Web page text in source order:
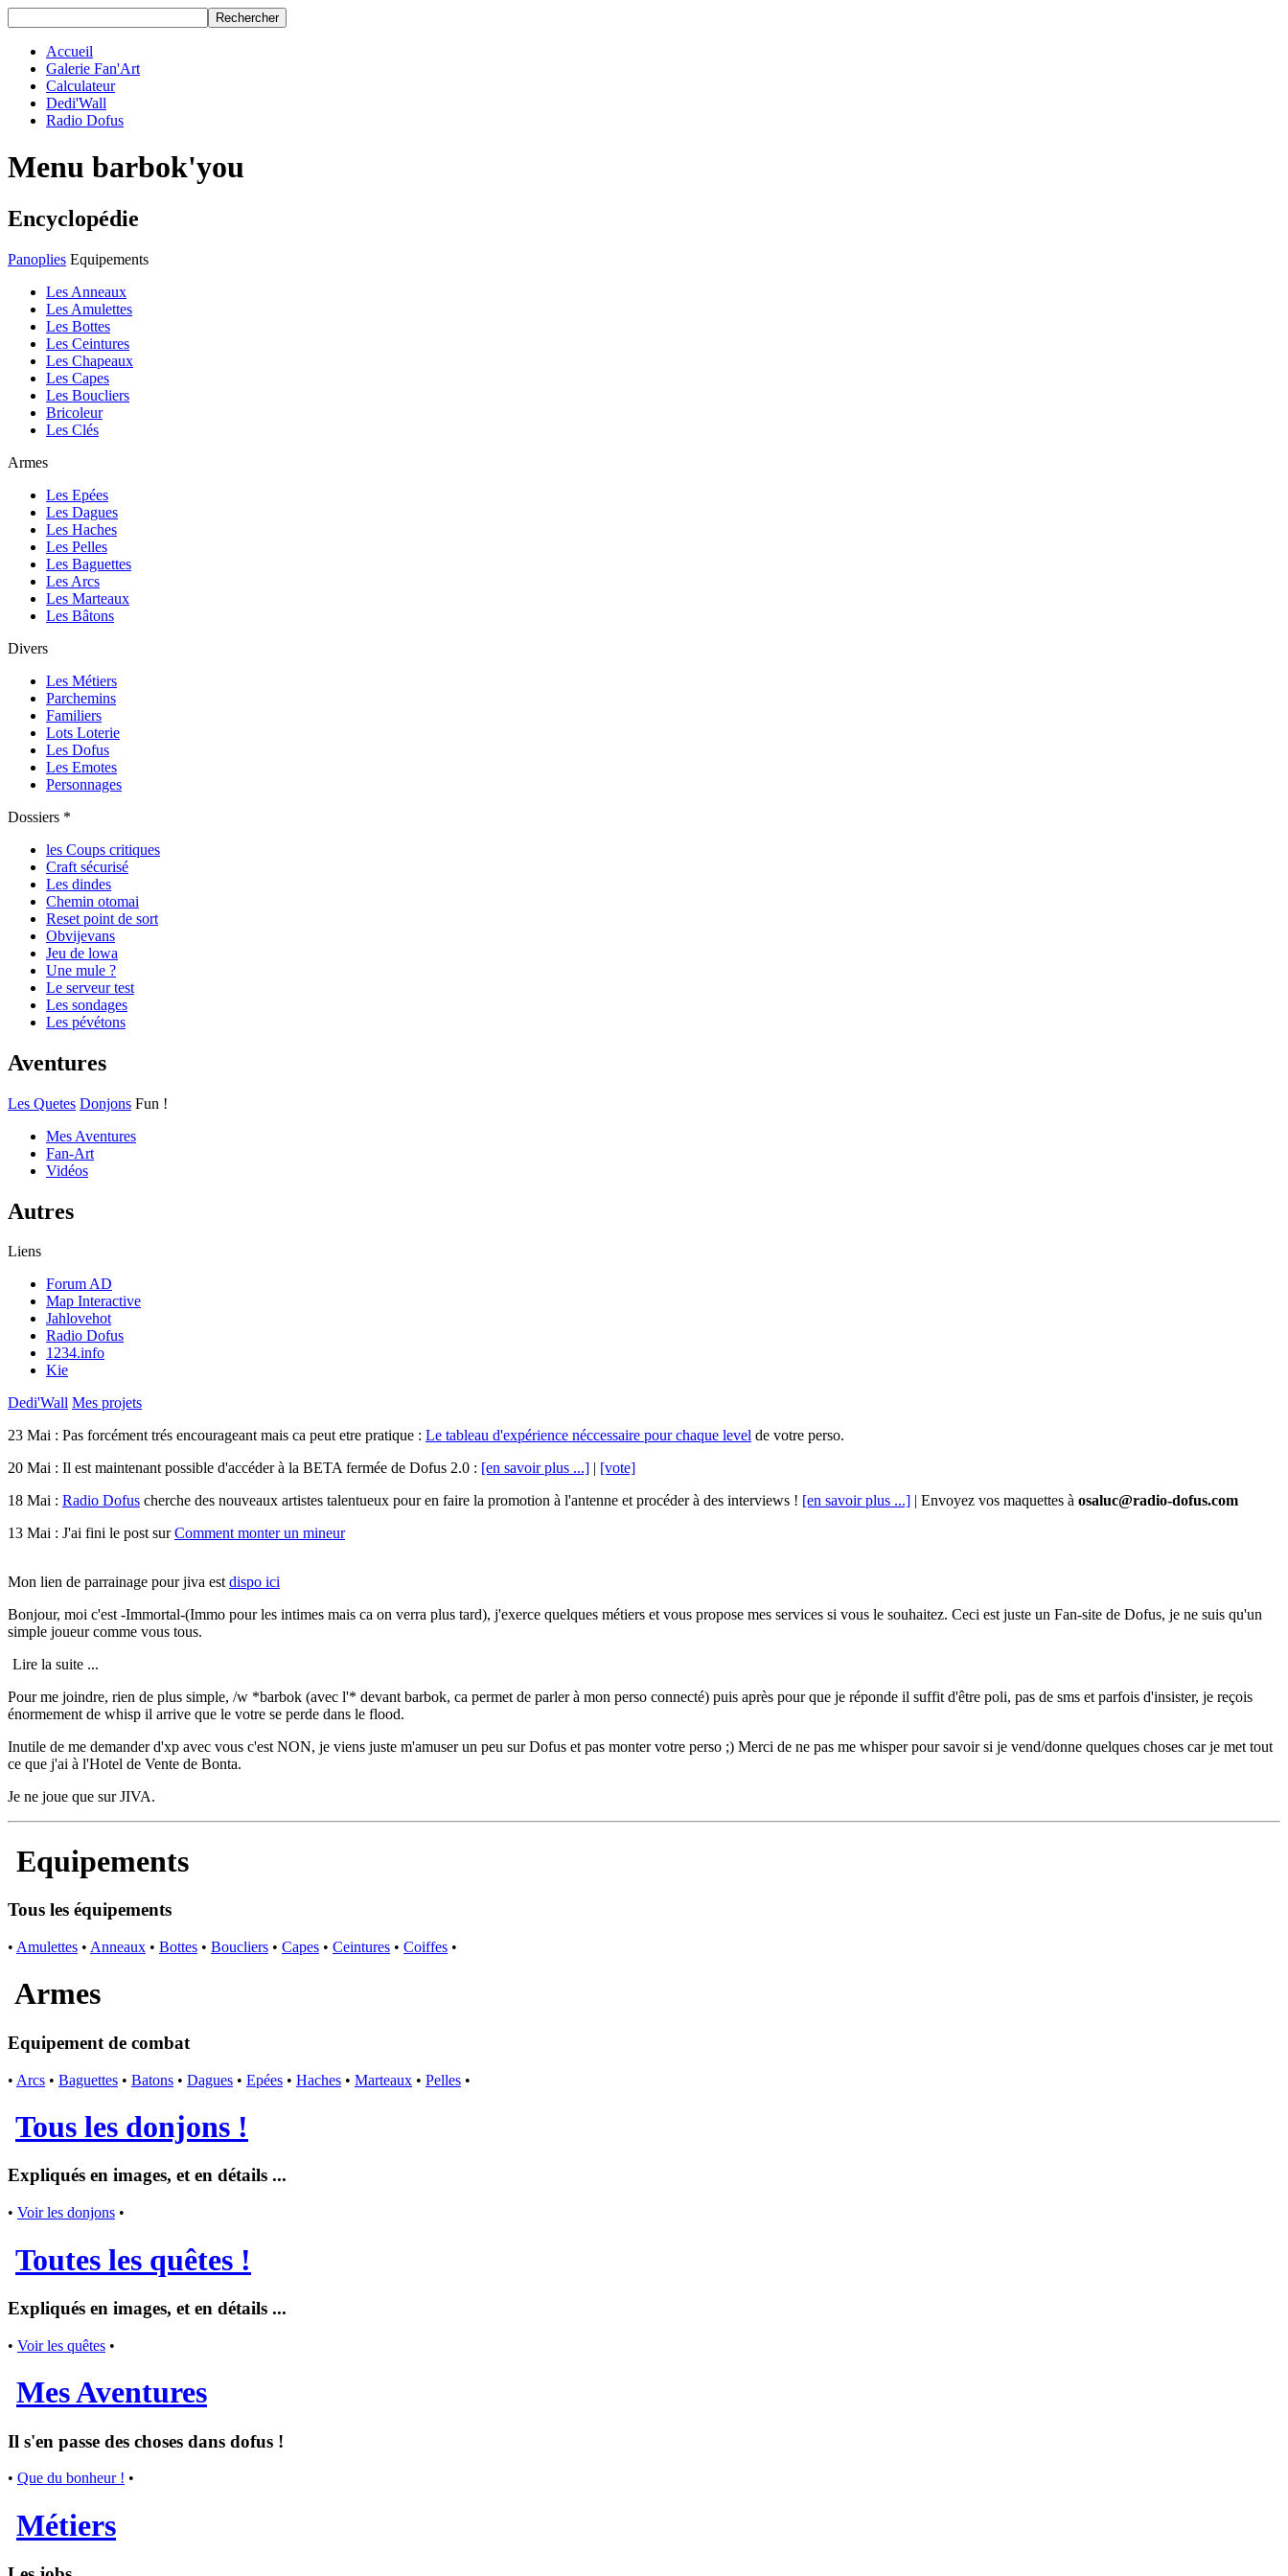
Accueil
Galerie Fan'Art
Calculateur
Dedi'Wall
Radio Dofus
Menu barbok'you
Encyclopédie
Panoplies Equipements
Les Anneaux
Les Amulettes
Les Bottes
Les Ceintures
Les Chapeaux
Les Capes
Les Boucliers
Bricoleur
Les Clés
Armes
Les Epées
Les Dagues
Les Haches
Les Pelles
Les Baguettes
Les Arcs
Les Marteaux
Les Bâtons
Divers
Les Métiers
Parchemins
Familiers
Lots Loterie
Les Dofus
Les Emotes
Personnages
Dossiers *
les Coups critiques
Craft sécurisé
Les dindes
Chemin otomai
Reset point de sort
Obvijevans
Jeu de lowa
Une mule ?
Le serveur test
Les sondages
Les pévétons
Aventures
Les Quetes Donjons Fun !
Mes Aventures
Fan-Art
Vidéos
Autres
Liens
Forum AD
Map Interactive
Jahlovehot
Radio Dofus
1234.info
Kie
Dedi'Wall Mes projets
23 Mai : Pas forcément trés encourageant mais ca peut etre pratique : Le tableau d'expérience néccessaire pour chaque level de votre perso.
20 Mai : Il est maintenant possible d'accéder à la BETA fermée de Dofus 2.0 : [en savoir plus ...] | [vote]
18 Mai : Radio Dofus cherche des nouveaux artistes talentueux pour en faire la promotion à l'antenne et procéder à des interviews ! [en savoir plus ...] | Envoyez vos maquettes à osaluc@radio-dofus.com
13 Mai : J'ai fini le post surComment monter un mineur
Mon lien de parrainage pour jiva estdispo ici
Bonjour, moi c'est-Immortal-(Immo pour les intimes mais ca on verra plus tard), j'exerce quelques métiers et vous propose mes services si vous le souhaitez. Ceci est juste un Fan-site de Dofus, je ne suis qu'un
simple joueur comme vous tous.
Lire la suite ...
Pour me joindre, rien de plus simple, /w *barbok (avec l'* devant barbok, ca permet de parler à mon perso connecté) puis après pour que je réponde il suffit d'être poli, pas de sms et parfois d'insister, je reçois
énormement de whisp il arrive que le votre se perde dans le flood.
Inutile de me demander d'xp avec vous c'est NON, je viens juste m'amuser un peu sur Dofus et pas monter votre perso ;) Merci de ne pas me whisper pour savoir si je vend/donne quelques choses car je met tout
ce que j'ai à l'Hotel de Vente de Bonta.
Je ne joue que sur JIVA.
Equipements
Tous les équipements
• Amulettes • Anneaux • Bottes • Boucliers • Capes • Ceintures • Coiffes •
Armes
Equipement de combat
• Arcs • Baguettes • Batons • Dagues • Epées • Haches • Marteaux • Pelles •
Tous les donjons !
Expliqués en images, et en détails ...
• Voir les donjons •
Toutes les quêtes !
Expliqués en images, et en détails ...
• Voir les quêtes •
Mes Aventures
Il s'en passe des choses dans dofus !
• Que du bonheur ! •
Métiers